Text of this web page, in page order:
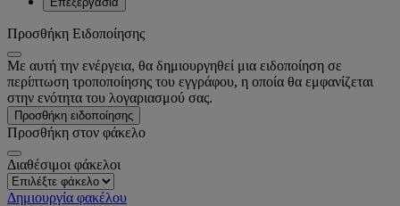
Προσθήκη Ειδοποίησης
Με αυτή την ενέργεια, θα δημιουργηθεί μια ειδοποίηση σε
περίπτωση τροποποίησης του εγγράφου, η οποία θα εμφανίζεται
στην ενότητα του λογαριασμού σας.
Προσθήκη ειδοποίησης
Προσθήκη στον φάκελο
Διαθέσιμοι φάκελοι
Δημιουργία φακέλου